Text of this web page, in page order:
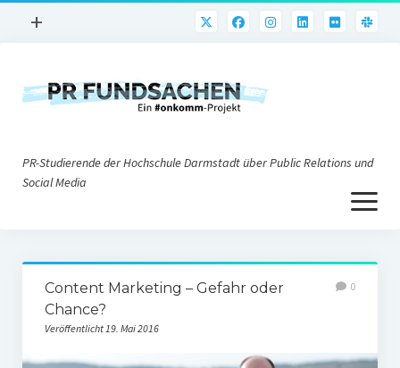
Menü
+
PR@h_da
Nonprofit-PR
Corporate Weblogs
PR-Studierende der Hochschule Darmstadt über Public Relations und
Social Media
Menü
öffnen
Über uns
Impressum
Datenschutz
Content Marketing – Gefahr oder
Chance?
Veröffentlicht 19. Mai 2016
0